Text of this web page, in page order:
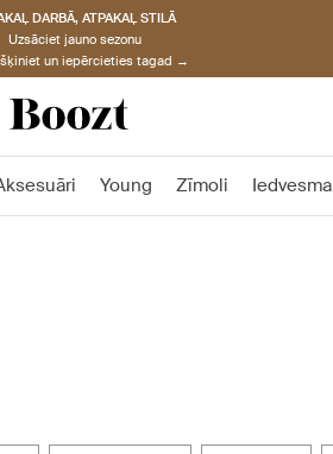
DARBĀ, ATPAKAĻ STILĀ
Uzsāciet jauno sezonu
un iepērcieties tagad →
Young Zīmoli Iedvesma